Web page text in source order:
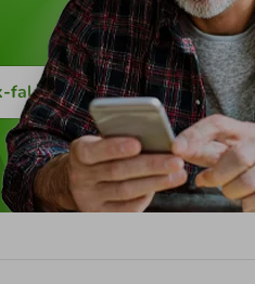
pelo-whatsapp-